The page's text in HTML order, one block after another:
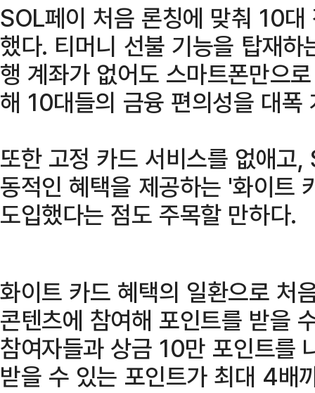
SOL페이 처음 론칭에 맞춰 10
했다. 티머니 선불 기능을 탑재
행 계좌가 없어도 스마트폰만으
해 10대들의 금융 편의성을 대폭
또한 고정 카드 서비스를 없애고
동적인 혜택을 제공하는 '화이
도입했다는 점도 주목할 만하다.
화이트 카드 혜택의 일환으로 처
콘텐츠에 참여해 포인트를 받을
참여자들과 상금 10만 포인트를
받을 수 있는 포인트가 최대 4배